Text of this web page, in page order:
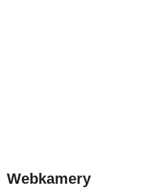
Webkamery